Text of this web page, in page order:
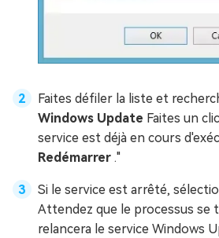
Faites défiler la liste et
Windows Update Faites un
service est déjà en cours
Redémarrer ."
Si le service est arrêté,
Attendez que le processus se
relancera le service Windows